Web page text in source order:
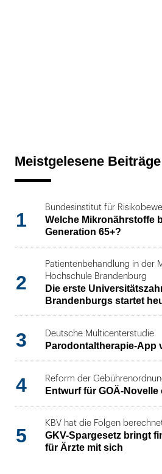
Meistgelesene Beiträge
1
Bundesinstitut für
Welche Mikronährstoffe
Generation 65+?
2
Patientenbehandlung in der
Hochschule Brandenburg
Die erste
Brandenburgs startet
3 Deutsche Multicenterstudie
Parodontaltherapie-App
4 Reform der
Entwurf für GOÄ-
5
KBV hat die Folgen
GKV-Spargesetz bringt
für Ärzte mit sich